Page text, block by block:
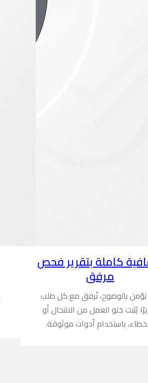
كاملة بتقرير فحص
مرفق
نؤمن بالوضوح، نُرفق مع كل طلب
يُثبت خلو العمل من الانتحال أو
باستخدام أدوات موثوقة.